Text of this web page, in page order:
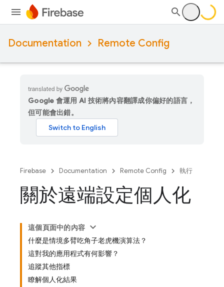
Documentation Remote Config
Google 會運用 AI 技術將內容翻譯成你偏好的語言，
但可能會出錯。
Firebase Documentation Remote Config 執行
關於遠端設定個人化
這個頁面中的內容
什麼是情境多臂吃角子老虎機演算法？
這對我的應用程式有何影響？
追蹤其他指標
瞭解個人化結果